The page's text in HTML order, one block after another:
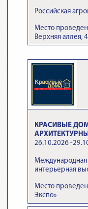
Российская
Место
Верхняя аллея, 4
КРАСИВЫЕ
26.10.2026 -
Международная
интерьерная
Место
Экспо»